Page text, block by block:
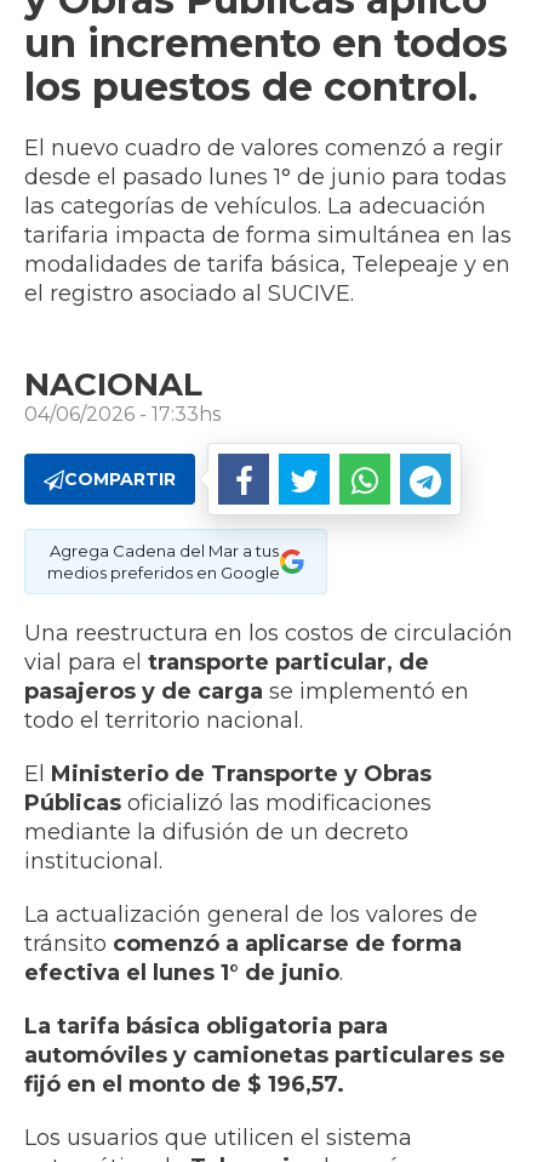
un incremento en todos
los puestos de control.
El nuevo cuadro de valores comenzó a regir
desde el pasado lunes 1° de junio para todas
las categorías de vehículos. La adecuación
tarifaria impacta de forma simultánea en las
modalidades de tarifa básica, Telepeaje y en
el registro asociado al SUCIVE.
NACIONAL
04/06/2026 - 17:33hs
COMPARTIR
Agrega Cadena del Mar a tus
medios preferidos en Google
Una reestructura en los costos de circulación
vial para el transporte particular, de
pasajeros y de carga se implementó en
todo el territorio nacional.
El Ministerio de Transporte y Obras
Públicas oficializó las modificaciones
mediante la difusión de un decreto
institucional.
La actualización general de los valores de
tránsito comenzó a aplicarse de forma
efectiva el lunes 1° de junio.
La tarifa básica obligatoria para
automóviles y camionetas particulares se
fijó en el monto de $ 196,57.
Los usuarios que utilicen el sistema